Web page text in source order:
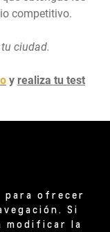
competitivo.
ciudad.
y realiza tu test
para ofrecer
Si
modificar la